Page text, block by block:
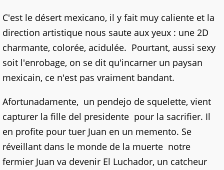
C'est le désert mexicano, il y fait muy caliente et la
direction artistique nous saute aux yeux : une 2D
charmante, colorée, acidulée. Pourtant, aussi sexy
soit l'enrobage, on se dit qu'incarner un paysan
mexicain, ce n'est pas vraiment bandant.
Afortunadamente, un pendejo de squelette, vient
capturer la fille del presidente pour la sacrifier. Il
en profite pour tuer Juan en un memento. Se
réveillant dans le monde de la muerte notre
fermier Juan va devenir El Luchador, un catcheur